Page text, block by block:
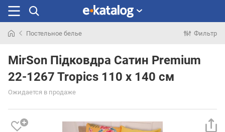
раньше
Постельное белье Фильтр
MirSon Підковдра Сатин Premium
22-1267 Tropics 110 x 140 см
Ожидается в продаже